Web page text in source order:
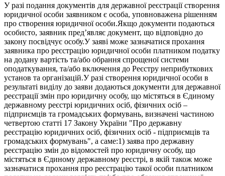
У разі подання документів для державної реєстрації створення
юридичної особи заявником є особа, уповноважена рішенням
про створення юридичної особи.Якщо документи подаються
особисто, заявник пред’являє документ, що відповідно до
закону посвідчує особу.У заяві може зазначатися прохання
заявника про реєстрацію юридичної особи платником податку
на додану вартість та/або обрання спрощеної системи
оподаткування, та/або включення до Реєстру неприбуткових
установ та організацій.У разі створення юридичної особи в
результаті виділу до заяви додаються документи для державної
реєстрації змін про юридичну особу, що містяться в Єдиному
державному реєстрі юридичних осіб, фізичних осіб –
підприємців та громадських формувань, визначені частиною
четвертою статті 17 Закону України "Про державну
реєстрацію юридичних осіб, фізичних осіб - підприємців та
громадських формувань", а саме:1) заява про державну
реєстрацію змін до відомостей про юридичну особу, що
містяться в Єдиному державному реєстрі, в якій також може
зазначатися прохання про реєстрацію такої особи платником